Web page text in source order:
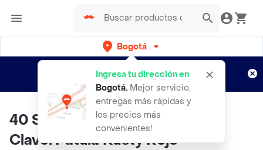
Bogotá
Ingresa tu dirección en
Bogotá. Mejor servicio,
entregas más rápidas y
los precios más
convenientes!
envíos gratis por semanas
Aplican TyC
40 Semillas Orgánicas De Flor
Clavel Patula Rusty Rojo